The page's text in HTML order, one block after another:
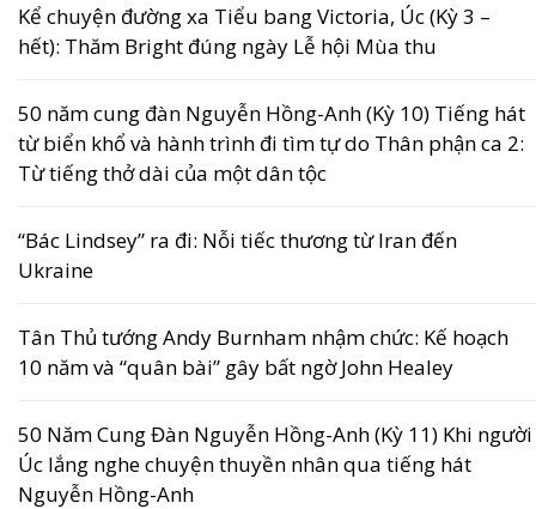
Kể chuyện đường xa Tiểu bang Victoria, Úc (Kỳ 3 –
hết): Thăm Bright đúng ngày Lễ hội Mùa thu
50 năm cung đàn Nguyễn Hồng-Anh (Kỳ 10) Tiếng hát
từ biển khổ và hành trình đi tìm tự do Thân phận ca 2:
Từ tiếng thở dài của một dân tộc
“Bác Lindsey” ra đi: Nỗi tiếc thương từ Iran đến
Ukraine
Tân Thủ tướng Andy Burnham nhậm chức: Kế hoạch
10 năm và “quân bài” gây bất ngờ John Healey
50 Năm Cung Đàn Nguyễn Hồng-Anh (Kỳ 11) Khi người
Úc lắng nghe chuyện thuyền nhân qua tiếng hát
Nguyễn Hồng-Anh